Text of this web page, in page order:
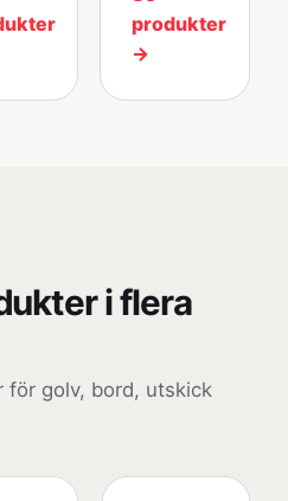
produkter
→
i flera
för golv, bord, utskick